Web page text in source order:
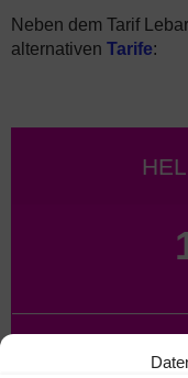
Neben dem Tarif
alternativen Tarife: